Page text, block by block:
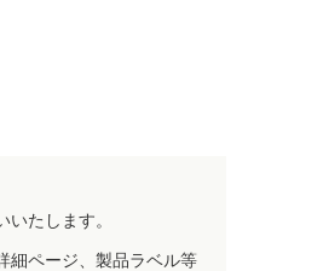
たします。
細ページ、製品ラベル等